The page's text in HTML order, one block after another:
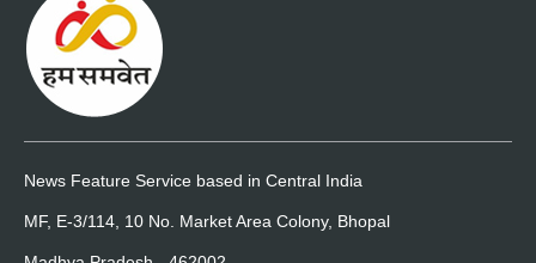
News Feature Service based in Central India
MF, E-3/114, 10 No. Market Area Colony, Bhopal